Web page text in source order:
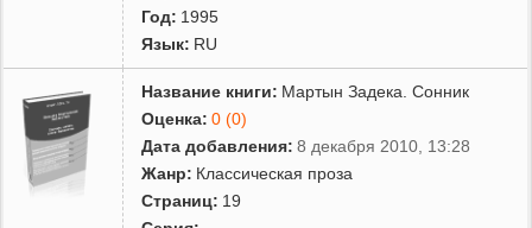
Год: 1995
Язык: RU
Название книги: Мартын Задека. Сонник
Оценка: 0 (0)
Дата добавления: 8 декабря 2010, 13:28
Жанр: Классическая проза
Страниц: 19